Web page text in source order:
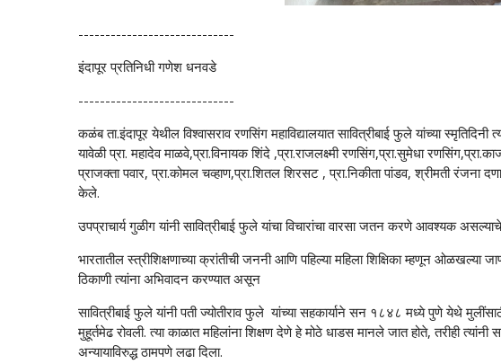
-----------------------------
इंदापूर प्रतिनिधी गणेश धनवडे
-----------------------------
कळंब ता.इंदापूर येथील विश्वासराव रणसिंग महाविद्यालयात सावित्रीबाई फुले यांच्या
यावेळी प्रा. महादेव माळवे,प्रा.विनायक शिंदे ,प्रा.राजलक्ष्मी रणसिंग,प्रा.सुमेधा
प्राजक्ता पवार, प्रा.कोमल चव्हाण,प्रा.शितल शिरसट , प्रा.निकीता पांडव, श्रीमती रंजना
केले.
उपप्राचार्य गुळीग यांनी सावित्रीबाई फुले यांचा विचारांचा वारसा जतन करणे आवश्यक
भारतातील स्त्रीशिक्षणाच्या क्रांतीची जननी आणि पहिल्या महिला शिक्षिका म्हणून ओळखल्या
ठिकाणी त्यांना अभिवादन करण्यात असून
सावित्रीबाई फुले यांनी पती ज्योतीराव फुले यांच्या सहकार्याने सन १८४८ मध्ये पुणे येथे
मुहूर्तमेढ रोवली. त्या काळात महिलांना शिक्षण देणे हे मोठे धाडस मानले जात होते, तरीही
अन्यायाविरुद्ध ठामपणे लढा दिला.